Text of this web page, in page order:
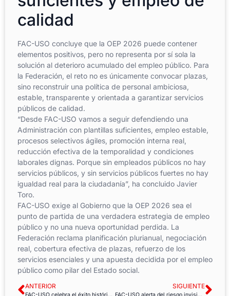
calidad
FAC-USO concluye que la OEP 2026 puede contener
elementos positivos, pero no representa por sí sola la
solución al deterioro acumulado del empleo público. Para
la Federación, el reto no es únicamente convocar plazas,
sino reconstruir una política de personal ambiciosa,
estable, transparente y orientada a garantizar servicios
públicos de calidad.
“Desde FAC-USO vamos a seguir defendiendo una
Administración con plantillas suficientes, empleo estable,
procesos selectivos ágiles, promoción interna real,
reducción efectiva de la temporalidad y condiciones
laborales dignas. Porque sin empleados públicos no hay
servicios públicos, y sin servicios públicos fuertes no hay
igualdad real para la ciudadanía”, ha concluido Javier
Toro.
FAC-USO exige al Gobierno que la OEP 2026 sea el
punto de partida de una verdadera estrategia de empleo
público y no una nueva oportunidad perdida. La
Federación reclama planificación plurianual, negociación
real, cobertura efectiva de plazas, refuerzo de los
servicios esenciales y una apuesta decidida por el empleo
público como pilar del Estado social.
ANTERIOR SIGUIENTE